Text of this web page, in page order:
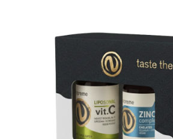
z
hvězdiček.